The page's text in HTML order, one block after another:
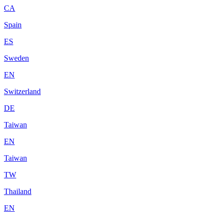
CA
Spain
ES
Sweden
EN
Switzerland
DE
Taiwan
EN
Taiwan
TW
Thailand
EN